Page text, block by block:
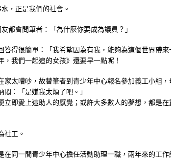
，正是我們的社會。
都會問筆者：「為什麼你要成為議員？」
答得很簡單：「我希望因為有我，能夠為這個世界帶
我們一起追的女孩》還要早一點呢！
家太嘈吵，故替筆者到青少年中心報名參加義工小組
：「是嫌我太煩了吧。」
立即愛上這助人的感覺；或許大多數人的夢想，都是
社工。
在同一間青少年中心擔任活動助理一職，兩年來的工